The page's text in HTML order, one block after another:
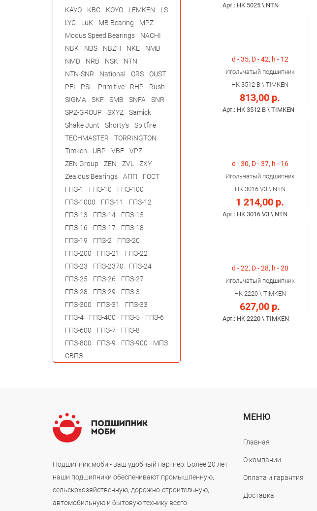
Арт.: HK 5025 \ NTN
d - 35, D - 42, h - 12
Игольчатый подшипник
HK 3512 B \ TIMKEN
813,00 р.
Арт.: HK 3512 B \ TIMKEN
d - 30, D - 37, h - 16
Игольчатый подшипник
HK 3016 V3 \ NTN
1 214,00 р.
Арт.: HK 3016 V3 \ NTN
d - 22, D - 28, h - 20
Игольчатый подшипник
HK 2220 \ TIMKEN
627,00 р.
Арт.: HK 2220 \ TIMKEN
KAYO
KBC KOYO LEMKEN
LS
LYC
LuK MB Bearing
MPZ
Modus Speed Bearings
NACHI
NBK
NBS NBZH NKE
NMB
NMD
NRB NSK
NTN
NTN-SNR
National ORS
OUST
PFI
PSL Primitive RHP
Rush
SIGMA
SKF SMB SNFA
SNR
SPZ-GROUP
SXYZ
Samick
Shake Junt
Shorty's
Spitfire
TECHMASTER
TORRINGTON
Timken
UBP VBF
VPZ
ZEN Group
ZEN ZVL
ZXY
Zealous Bearings
АПП
ГОСТ
ГПЗ-1
ГПЗ-10
ГПЗ-100
ГПЗ-1000
ГПЗ-11
ГПЗ-12
ГПЗ-13
ГПЗ-14
ГПЗ-15
ГПЗ-16
ГПЗ-17
ГПЗ-18
ГПЗ-19
ГПЗ-2
ГПЗ-20
ГПЗ-200
ГПЗ-21
ГПЗ-22
ГПЗ-23
ГПЗ-2370
ГПЗ-24
ГПЗ-25
ГПЗ-26
ГПЗ-27
ГПЗ-28
ГПЗ-29
ГПЗ-3
ГПЗ-300
ГПЗ-31
ГПЗ-33
ГПЗ-4
ГПЗ-400 ГПЗ-5
ГПЗ-6
ГПЗ-600
ГПЗ-7
ГПЗ-8
ГПЗ-800
ГПЗ-9 ГПЗ-900
МПЗ
СВПЗ
Подшипник.моби - ваш удобный партнёр. Более 20 лет
наши подшипники обеспечивают промышленную,
сельскохозяйственную, дорожно-строительную,
автомобильную и бытовую технику всего
МЕНЮ
Главная
О компании
Оплата и гарантия
Доставка